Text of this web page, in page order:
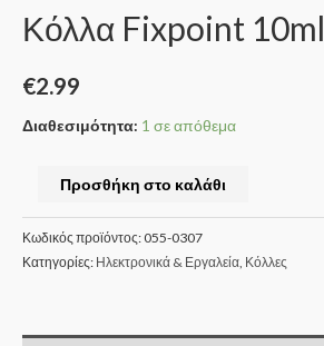
Κόλλα Fixpoint 10ml
€2.99
Διαθεσιμότητα: 1 σε απόθεμα
Προσθήκη στο καλάθι
Κωδικός προϊόντος:055-0307
Κατηγορίες: Ηλεκτρονικά & Εργαλεία Κόλλες